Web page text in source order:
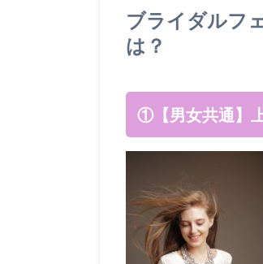
ブライダルフ
は？
①【男女共通】